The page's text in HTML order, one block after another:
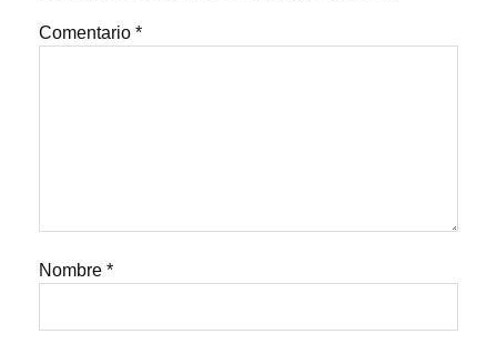
Comentario*
Nombre*